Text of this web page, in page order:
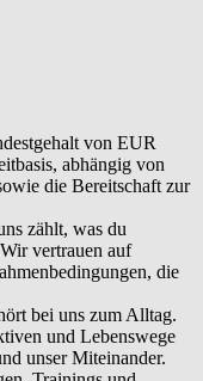
von EUR
abhängig von
die Bereitschaft zur
zählt, was du
vertrauen auf
die
bei uns zum Alltag.
und Lebenswege
unser Miteinander.